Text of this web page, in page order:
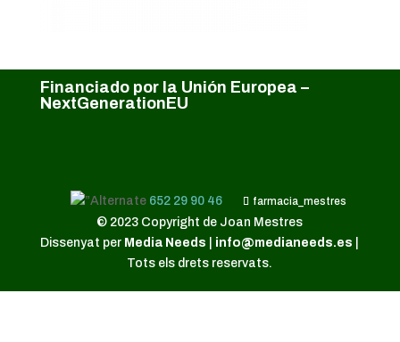
Financiado por la Unión Europea –
NextGenerationEU
652 29 90 46 farmacia_mestres
© 2023 Copyright de Joan Mestres
Dissenyat per Media Needs info@medianeeds.es
Tots els drets reservats.